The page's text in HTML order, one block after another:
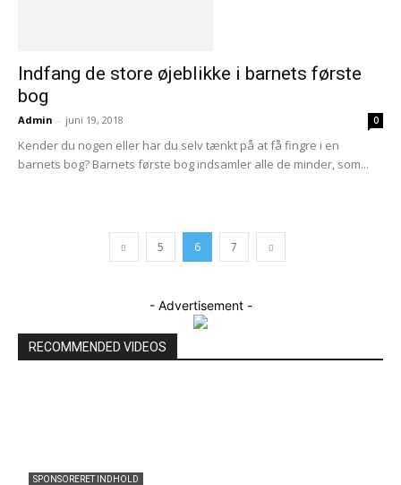
Indfang de store øjeblikke i barnets første
bog
Admin - juni 19, 2018 0
Kender du nogen eller har du selv tænkt på at få fingre i en
barnets bog? Barnets første bog indsamler alle de minder, som...
5 6 7
- Advertisement -
RECOMMENDED VIDEOS
SPONSORERET INDHOLD